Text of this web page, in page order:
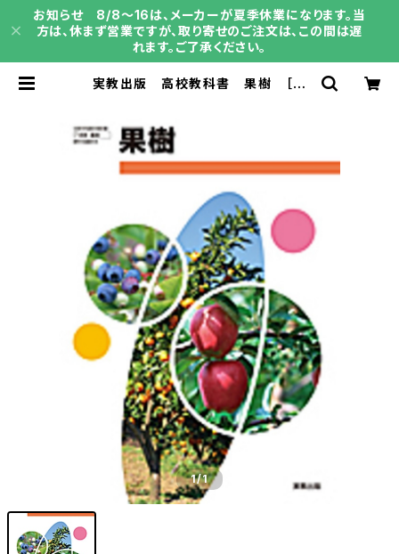
お知らせ 8/8～16は、メーカーが夏季休業になります。当
方は、休まず営業ですが、取り寄せのご注文は、この間は遅
れます。ご了承ください。
実教出版 高校教科書 果樹 ［教
V9L5H SKU：004002054 | 育
之書店（いくのしょてん）
1/1